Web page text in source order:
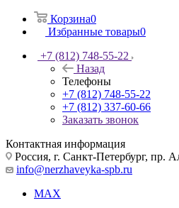
Корзина0
Избранные товары0
+7 (812) 748-55-22
Назад
Телефоны
+7 (812) 748-55-22
+7 (812) 337-60-66
Заказать звонок
Контактная информация
Россия, г. Санкт-Петербург, пр.
info@nerzhaveyka-spb.ru
MAX